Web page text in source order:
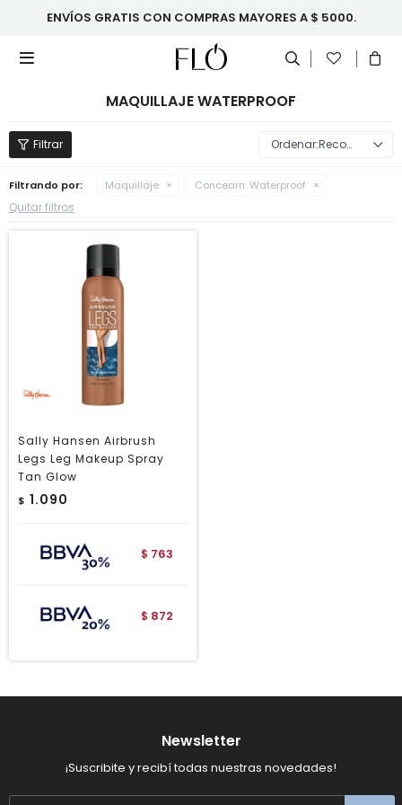
ENVÍOS GRATIS CON COMPRAS MAYORES A $ 5000.

MAQUILLAJE WATERPROOF
Recomendados
Filtrando por: Maquillaje Concearn:Waterproof
Quitar filtros
Sally Hansen Airbrush
Legs Leg Makeup Spray
Tan Glow
$ 1.090
$ 763
$ 872
Newsletter
¡Suscribite y recibí todas nuestras novedades!